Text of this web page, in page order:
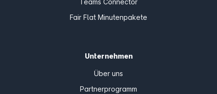
Teams Connector
Fair Flat Minutenpakete
Unternehmen
Über uns
Partnerprogramm